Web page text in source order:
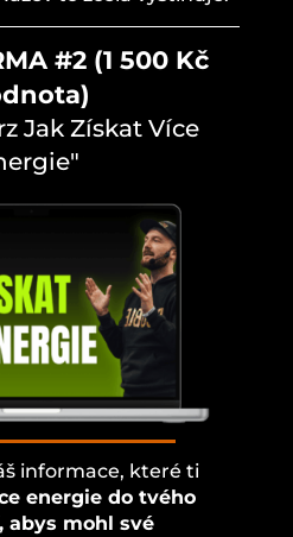
#2 (1 500 Kč
Jak Získat Více
informace, které ti
energie do tvého
abys mohl své